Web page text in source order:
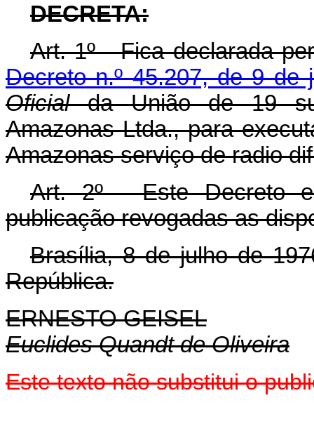
DECRETA:
Art. 1º - Fica declarada
Decreto n.º 45.207, de 9 de
Oficialda União de 19
Amazonas Ltda., para
Amazonas serviço de radio
Art. 2º - Este Decreto
publicação revogadas as
Brasília, 8 de julho de
República.
ERNESTO GEISEL
Euclides Quandt de Oliveira
Este texto não substitui o